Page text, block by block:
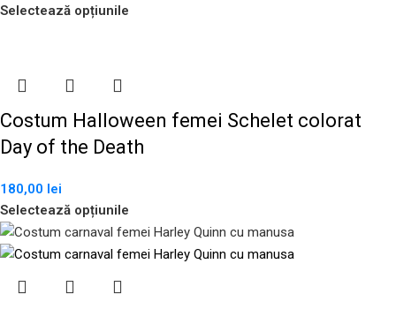
Selectează opțiunile
Costum Halloween femei Schelet colorat
Day of the Death
180,00 lei
Selectează opțiunile